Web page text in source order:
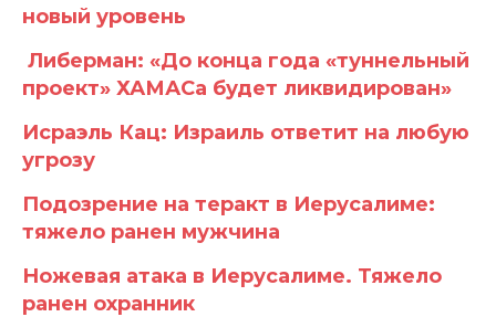
новый уровень
Либерман: «До конца года «туннельный
проект» ХАМАСа будет ликвидирован»
Исраэль Кац: Израиль ответит на любую
угрозу
Подозрение на теракт в Иерусалиме:
тяжело ранен мужчина
Ножевая атака в Иерусалиме. Тяжело
ранен охранник